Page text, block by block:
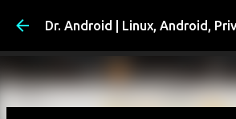
Μετάβαση στο κύριο
Dr. Android | Linux, Android,